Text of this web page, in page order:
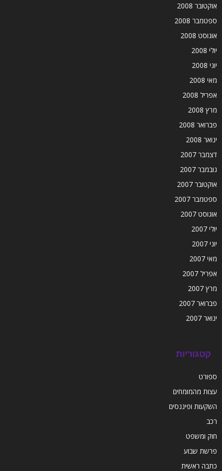
אוקטובר 2008
ספטמבר 2008
אוגוסט 2008
יולי 2008
יוני 2008
מאי 2008
אפריל 2008
מרץ 2008
פברואר 2008
ינואר 2008
דצמבר 2007
נובמבר 2007
אוקטובר 2007
ספטמבר 2007
אוגוסט 2007
יולי 2007
יוני 2007
מאי 2007
אפריל 2007
מרץ 2007
פברואר 2007
ינואר 2007
קטגוריות
ספורט
עצות מהמומחים
השקעות ופיננסים
רכב
חוק ומשפט
פרשת שבוע
כתבה ראשית